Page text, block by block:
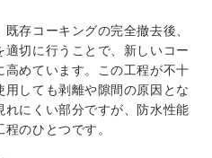
存コーキングの完全撤去後、
切に行うことで、新しいコー
めています。この工程が不十
しても剥離や隙間の原因とな
れにくい部分ですが、防水性能
のひとつです。